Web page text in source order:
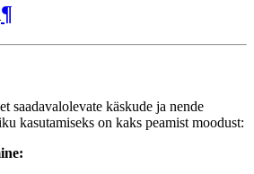
¶
saadavalolevate käskude ja nende
kasutamiseks on kaks peamist moodust: